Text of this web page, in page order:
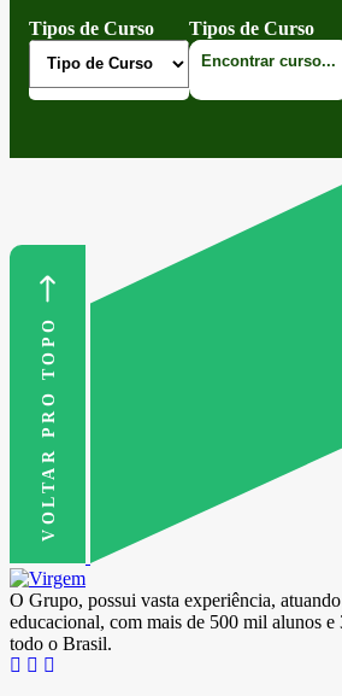
Tipos de Curso
Tipos de Curso
VOLTAR PRO TOPO
O Grupo, possui vasta experiência,
educacional, com mais de 500 mil alunos e
todo o Brasil.